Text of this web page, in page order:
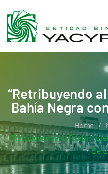
“Retribuyendo
Bahía Negra
Home
“Retribuyendo Al Pueblo”
De